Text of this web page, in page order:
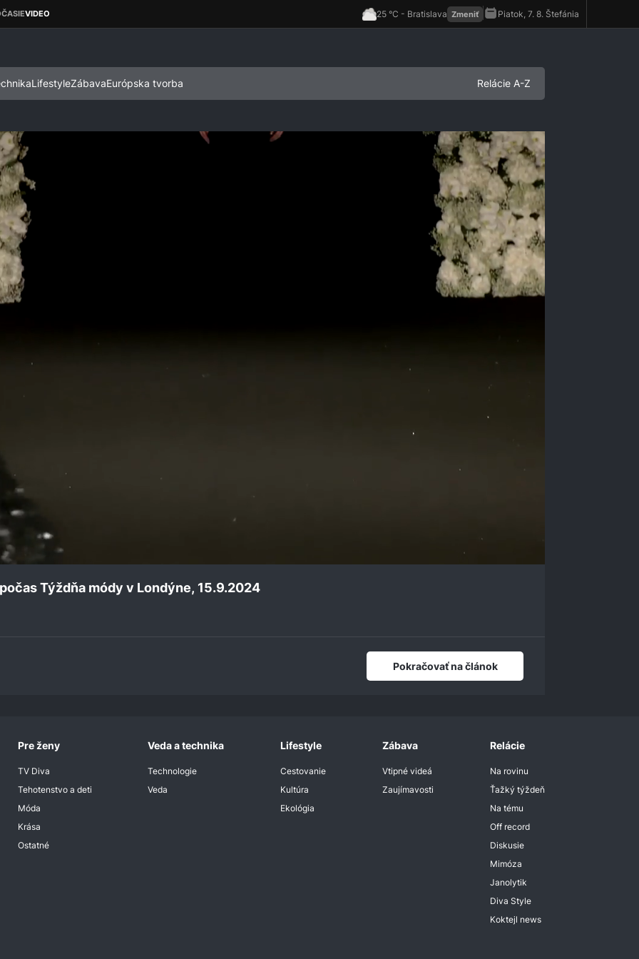
LifestyleZábavaEurópska tvorba Relácie A-Z
Týždňa módy v Londýne, 15.9.2024
Pokračovať na článok
Pre ženy
TV Diva
Tehotenstvo a deti
Móda
Krása
Ostatné
Veda a technika
Technologie
Veda
Lifestyle
Cestovanie
Kultúra
Ekológia
Zábava
Vtipné videá
Zaujímavosti
Relácie
Na rovinu
Ťažký týždeň
Na tému
Off record
Diskusie
Mimóza
Janolytik
Diva Style
Koktejl news